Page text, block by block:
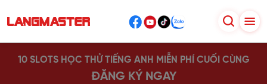
10 SLOTS HỌC THỬ TIẾNG ANH MIỄN PHÍ CUỐI CÙNG
ĐĂNG KÝ NGAY